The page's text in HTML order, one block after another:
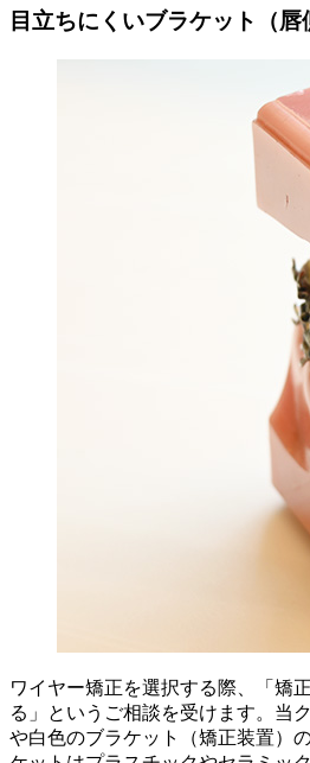
目立ちにくいブラケット（唇
ワイヤー矯正を選択する際、「矯
る」というご相談を受けます。当
や白色のブラケット（矯正装置）